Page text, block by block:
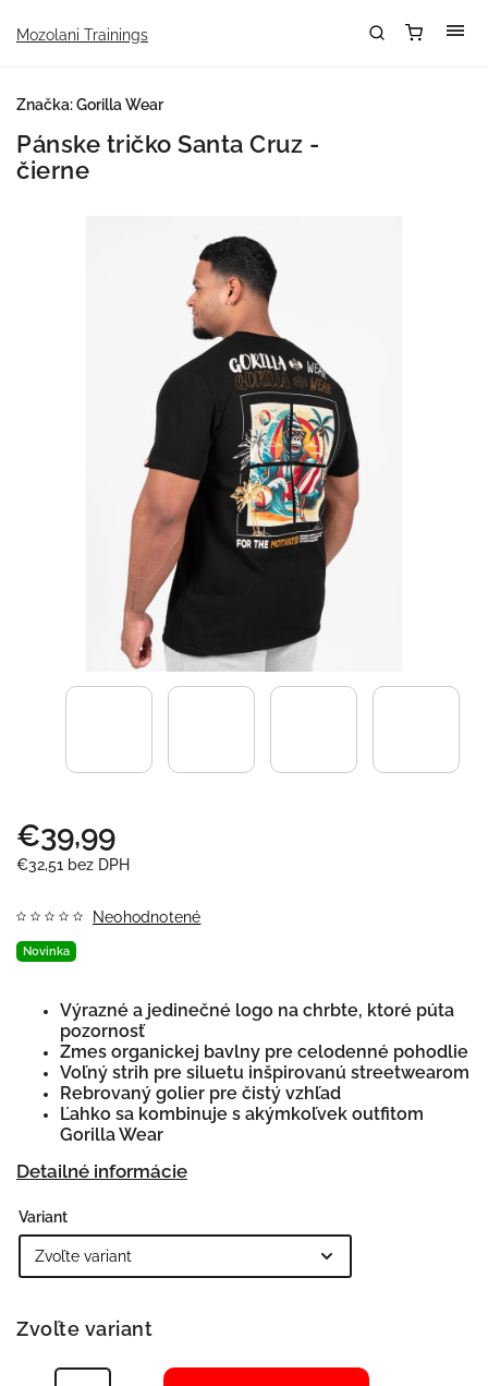
Mozolani Trainings
Pánske tričko Santa Cruz -
čierne
€39,99
€32,51 bez DPH
Novinka
Neohodnotené
Výrazné a jedinečné logo na chrbte, ktoré púta
pozornosť
Zmes organickej bavlny pre celodenné pohodlie
Voľný strih pre siluetu inšpirovanú streetwearom
Rebrovaný golier pre čistý vzhľad
Ľahko sa kombinuje s akýmkoľvek outfitom
Gorilla Wear
Detailné informácie
Značka:Gorilla Wear
Variant
Zvoľte variant